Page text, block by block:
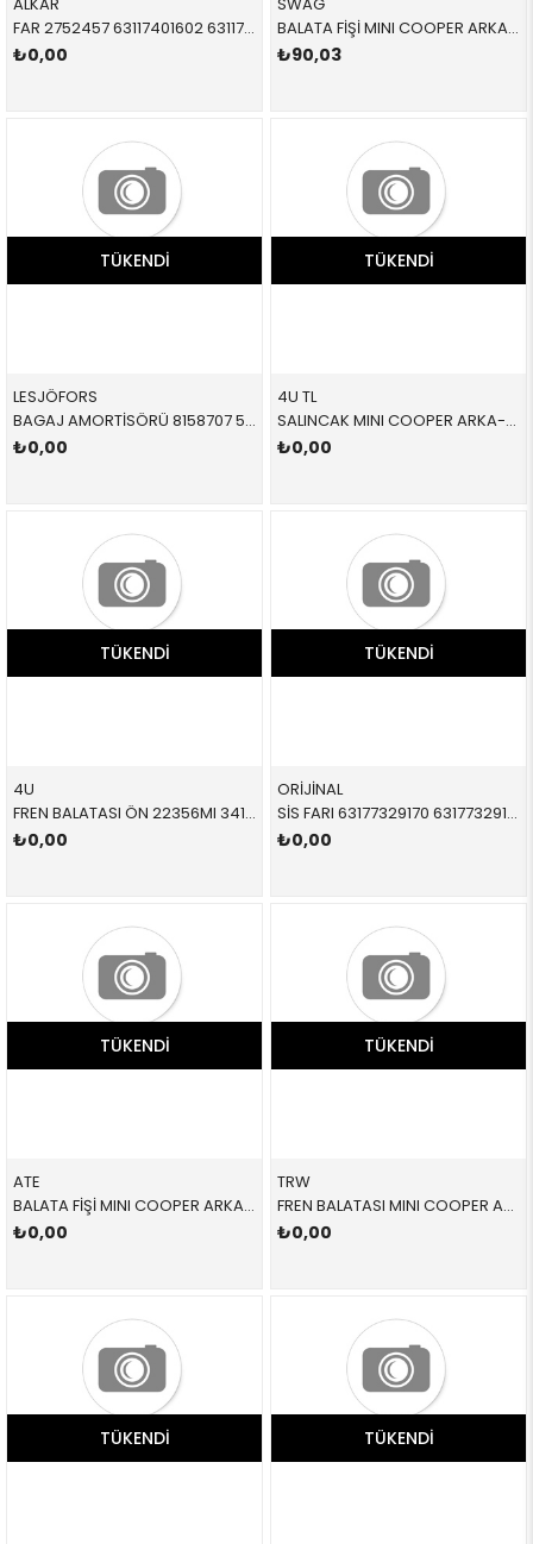
FAR 2752457 63117401602 63117401602 F54,F55,F56,F57 BEYAZ SİNYALLİ SAĞ 2014-
₺0,00
BALATA FİŞİ MINI COOPER ARKA F45 F46 F48 F39 F54 F55 F56 F57 F60 2 SERİSİ X1 X2 CLUBMAN F55 F56 CABRİO COUNTRYMAN 2014-
₺90,03
TÜKENDI
LESJÖFORS
BAGAJ AMORTİSÖRÜ 8158707 51247318896 51247318896 F55,F56 ARKA SAĞ-SOL 2015-
₺0,00
TÜKENDI
4U TL
SALINCAK MINI COOPER ARKA-ALT SOL F54 F55 F56 F57 CLUBMAN F55 F56 CABRİO 2015- 33326851569 K14199
₺0,00
TÜKENDI
4U
FREN BALATASI ÖN 22356MI 34118867474 34116774050 R56,R55,R57,R58,R59,F55 1.6,2.0 2008-
₺0,00
TÜKENDI
ORİJİNAL
SİS FARI 63177329170 63177329170 63177329170 F54,F55,F56,F57 SAĞ 2014-
₺0,00
TÜKENDI
ATE
BALATA FİŞİ MINI COOPER ARKA F45 F46 F48 F39 F54 F55 F56 F57 F60 2 SERİSİ X1 X2 CLUBMAN F55 F56 CABRİO COUNTRYMAN 2014-
₺0,00
TÜKENDI
TRW
FREN BALATASI MINI COOPER ARKA F55 F56 F57 F55 F56 CABRİO 2015-
₺0,00
TÜKENDI TÜKENDI